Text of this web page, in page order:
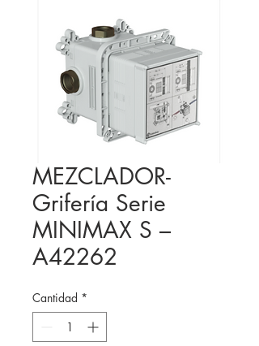
MEZCLADOR-
Grifería Serie
MINIMAX S –
A42262
Cantidad *